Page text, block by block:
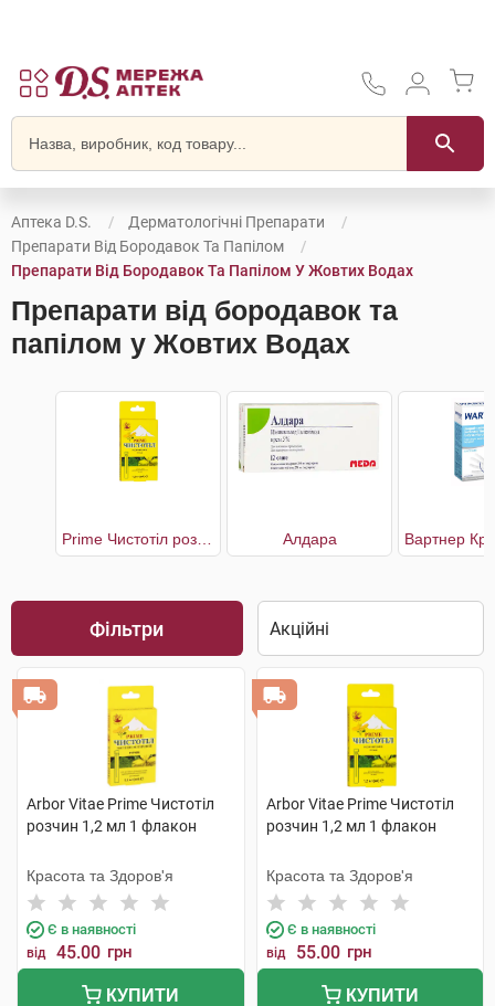
Аптека D.S.
Дерматологічні Препарати
Препарати Від Бородавок Та Папілом
Препарати Від Бородавок Та Папілом У Жовтих Водах
Препарати від бородавок та
папілом у Жовтих Водах
Алдара
Фільтри
Arbor Vitae Prime Чистотіл
розчин 1,2 мл 1 флакон
Красота та Здоров'я
Є в наявності
від 45.00 грн
КУПИТИ
Arbor Vitae Prime Чистотіл
розчин 1,2 мл 1 флакон
Красота та Здоров'я
Є в наявності
від 55.00 грн
КУПИТИ